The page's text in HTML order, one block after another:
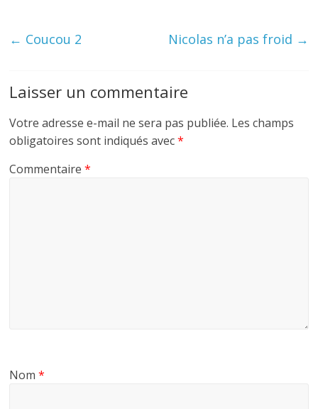
← Coucou 2 Nicolas n’a pas froid →
Laisser un commentaire
Votre adresse e-mail ne sera pas publiée. Les champs
obligatoires sont indiqués avec*
Commentaire*
Nom*